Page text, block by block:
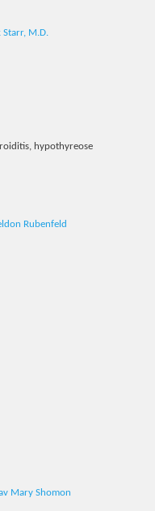
Starr, M.D.
Rubenfeld
Mary Shomon